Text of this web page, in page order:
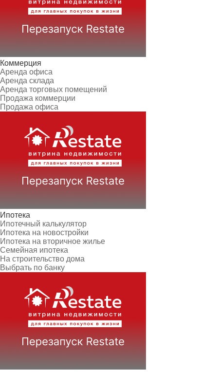
Коммерция
Аренда офиса
Аренда склада
Аренда торговых помещений
Продажа коммерции
Продажа офиса
Ипотека
Ипотечный калькулятор
Ипотека на новостройки
Ипотека на вторичное жилье
Семейная ипотека
На строительство дома
Выбрать по банку